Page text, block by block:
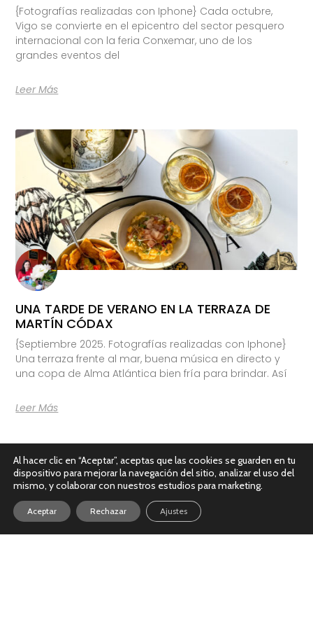
{Fotografías realizadas con Iphone} Cada octubre,
Vigo se convierte en el epicentro del sector pesquero
internacional con la feria Conxemar, uno de los
grandes eventos del
Leer Más
UNA TARDE DE VERANO EN LA TERRAZA DE
MARTÍN CÓDAX
{Septiembre 2025. Fotografías realizadas con Iphone}
Una terraza frente al mar, buena música en directo y
una copa de Alma Atlántica bien fría para brindar. Así
Leer Más
Al hacer clic en “Aceptar”, aceptas que las cookies se guarden en tu
dispositivo para mejorar la navegación del sitio, analizar el uso del
mismo, y colaborar con nuestros estudios para marketing.
Aceptar Rechazar Ajustes